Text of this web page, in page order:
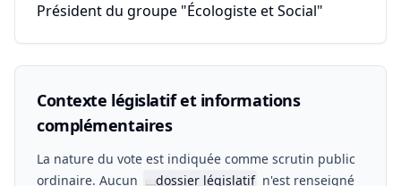
Président du groupe "Écologiste et Social"
Contexte législatif et informations
complémentaires
La nature du vote est indiquée comme scrutin public
ordinaire. Aucun
📖dossier législatif n'est renseigné